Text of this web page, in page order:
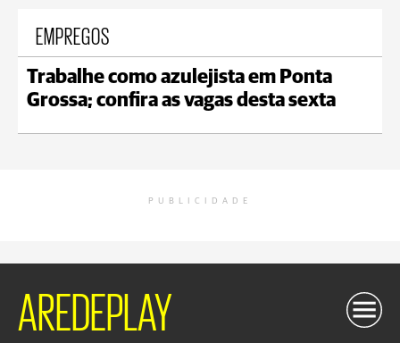
EMPREGOS
Trabalhe como azulejista em Ponta
Grossa; confira as vagas desta sexta
PUBLICIDADE
AREDEPLAY